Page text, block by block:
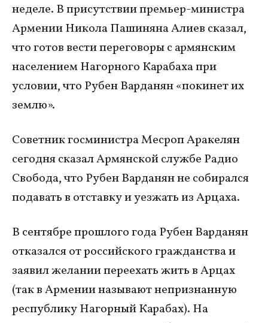
неделе. В присутствии премьер-министра
Армении Никола Пашиняна Алиев сказал,
что готов вести переговоры с армянским
населением Нагорного Карабаха при
условии, что Рубен Варданян «покинет их
землю».
Советник госминистра Месроп Аракелян
сегодня сказал Армянской службе Радио
Свобода, что Рубен Варданян не собирался
подавать в отставку и уезжать из Арцаха.
В сентябре прошлого года Рубен Варданян
отказался от российского гражданства и
заявил желании переехать жить в Арцах
(так в Армении называют непризнанную
республику Нагорный Карабах). На